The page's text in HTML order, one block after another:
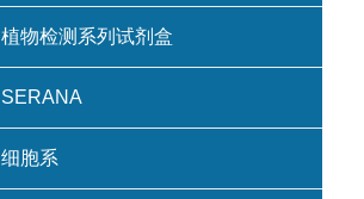
植物检测系列试剂盒
SERANA
细胞系